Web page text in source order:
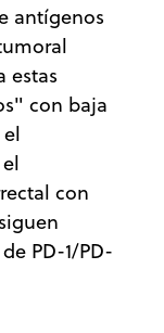
antígenos
estas
con baja
con
PD-1/PD-